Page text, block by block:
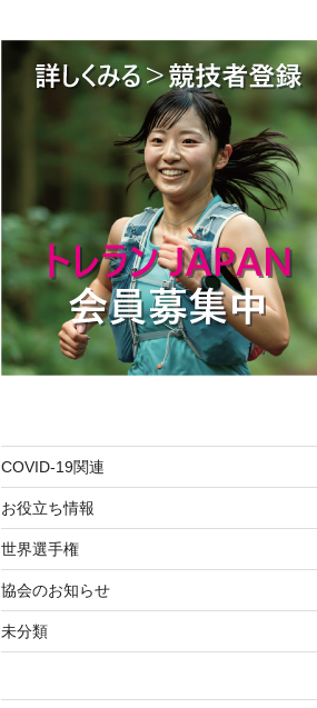
COVID-19関連
お役立ち情報
世界選手権
協会のお知らせ
未分類